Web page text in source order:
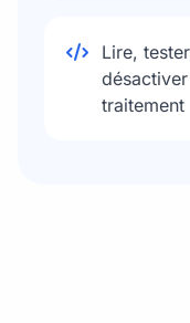
Lire,
traitement